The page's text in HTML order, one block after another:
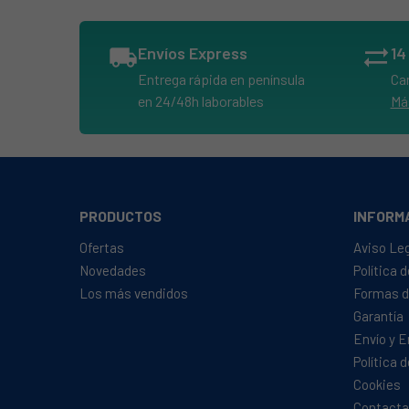
ROYAL, M2828-3
local_shippingEnvíos Express
Entrega rápida en península
en 24/48h laborables
sync_alt
PRODUCTOS
Ofertas
Novedades
Los más vendidos
Aviso
Política
Formas
Garantía
Envío y
Política
Cookies